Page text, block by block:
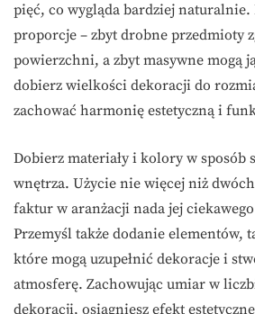
pięć, co wygląda bardziej naturalnie.
proporcje – zbyt drobne przedmioty
powierzchni, a zbyt masywne mogą
dobierz wielkości dekoracji do
zachować harmonię estetyczną i
Dobierz materiały i kolory w sposób
wnętrza. Użycie nie więcej niż
faktur w aranżacji nada jej
Przemyśl także dodanie elementów,
które mogą uzupełnić dekoracje i
atmosferę. Zachowując umiar w
dekoracji, osiągniesz efekt